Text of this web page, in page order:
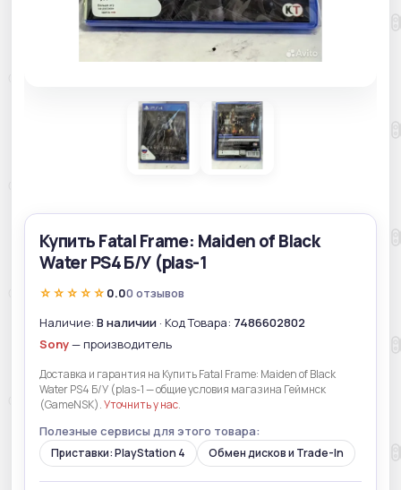
Купить Fatal Frame: Maiden of Black
Water PS4 Б/У (plas-1
☆☆☆☆☆ 0.00 отзывов
Наличие: В наличии · Код Товара: 7486602802
Sony— производитель
Доставка и гарантия на Купить Fatal Frame: Maiden of Black
Water PS4 Б/У (plas-1 — общие условия магазина Геймнск
(GameNSK).Уточнить у нас.
Полезные сервисы для этого товара:
Приставки: PlayStation 4 Обмен дисков и Trade-In